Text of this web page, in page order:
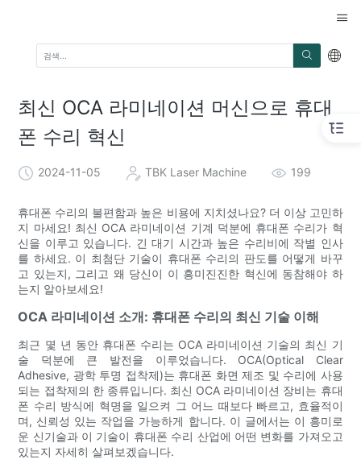
최신 OCA 라미네이션 머신으로 휴대
폰 수리 혁신
2024-11-05 TBK Laser Machine 199
휴대폰 수리의 불편함과 높은 비용에 지치셨나요? 더 이상 고민하
지 마세요! 최신 OCA 라미네이션 기계 덕분에 휴대폰 수리가 혁
신을 이루고 있습니다. 긴 대기 시간과 높은 수리비에 작별 인사
를 하세요. 이 최첨단 기술이 휴대폰 수리의 판도를 어떻게 바꾸
고 있는지, 그리고 왜 당신이 이 흥미진진한 혁신에 동참해야 하
는지 알아보세요!
OCA 라미네이션 소개: 휴대폰 수리의 최신 기술 이해
최근 몇 년 동안 휴대폰 수리는 OCA 라미네이션 기술의 최신 기
술 덕분에 큰 발전을 이루었습니다. OCA(Optical Clear
Adhesive, 광학 투명 접착제)는 휴대폰 화면 제조 및 수리에 사용
되는 접착제의 한 종류입니다. 최신 OCA 라미네이션 장비는 휴대
폰 수리 방식에 혁명을 일으켜 그 어느 때보다 빠르고, 효율적이
며, 신뢰성 있는 작업을 가능하게 합니다. 이 글에서는 이 흥미로
운 신기술과 이 기술이 휴대폰 수리 산업에 어떤 변화를 가져오고
있는지 자세히 살펴보겠습니다.